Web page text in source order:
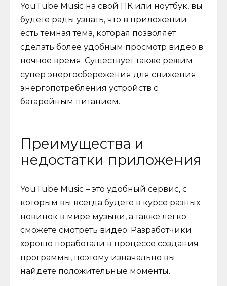
YouTube Music на свой ПК или ноутбук, вы
будете рады узнать, что в приложении
есть темная тема, которая позволяет
сделать более удобным просмотр видео в
ночное время. Существует также режим
супер энергосбережения для снижения
энергопотребления устройств с
батарейным питанием.
Преимущества и
недостатки приложения
YouTube Music – это удобный сервис, с
которым вы всегда будете в курсе разных
новинок в мире музыки, а также легко
сможете смотреть видео. Разработчики
хорошо поработали в процессе создания
программы, поэтому изначально вы
найдете положительные моменты.